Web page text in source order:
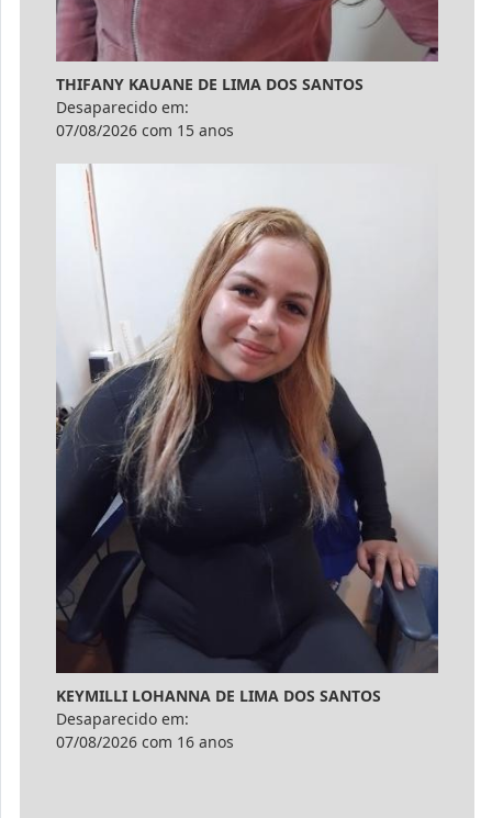
THIFANY KAUANE DE LIMA DOS SANTOS
Desaparecido em:
07/08/2026 com 15 anos
KEYMILLI LOHANNA DE LIMA DOS SANTOS
Desaparecido em:
07/08/2026 com 16 anos